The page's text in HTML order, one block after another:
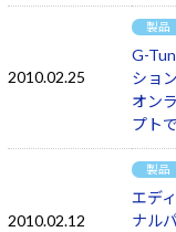
2010.02.25
製品
G-
ショ
オン
プト
2010.02.12
製品
エデ
ナル